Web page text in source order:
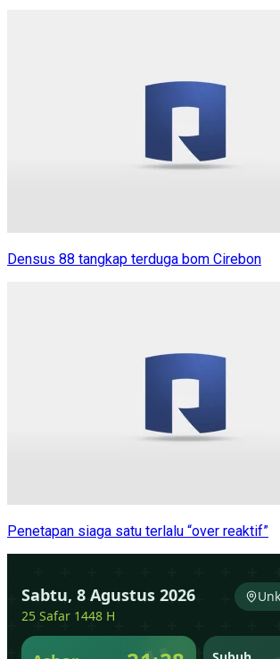
Densus 88 tangkap terduga bom Cirebon
Penetapan siaga satu terlalu “over reaktif”